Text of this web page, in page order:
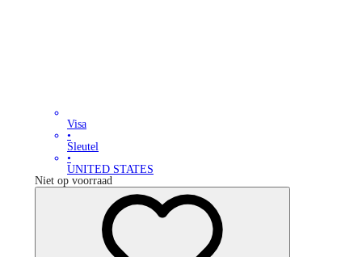
Visa
•
Sleutel
•
UNITED STATES
Niet op voorraad